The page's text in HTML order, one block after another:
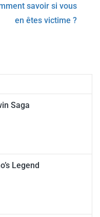
savoir si vous
en êtes victime ?
Saga
Legend